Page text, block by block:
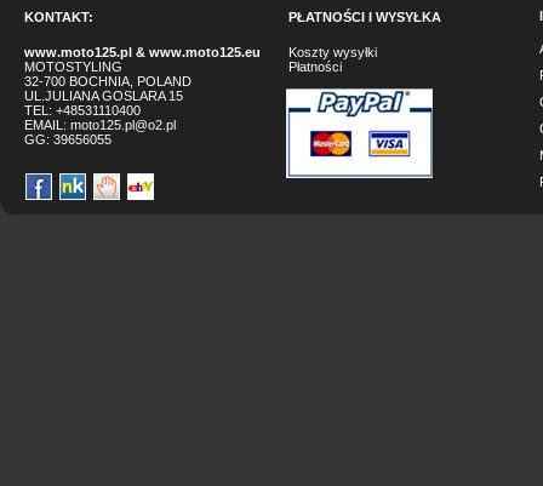
KONTAKT:
www.moto125.pl & www.moto125.eu
MOTOSTYLING
32-700 BOCHNIA, POLAND
UL.JULIANA GOSLARA 15
TEL: +48531110400
EMAIL: moto125.pl@o2.pl
GG: 39656055
PŁATNOŚCI I WYSYŁKA
Koszty wysyłki
Płatności